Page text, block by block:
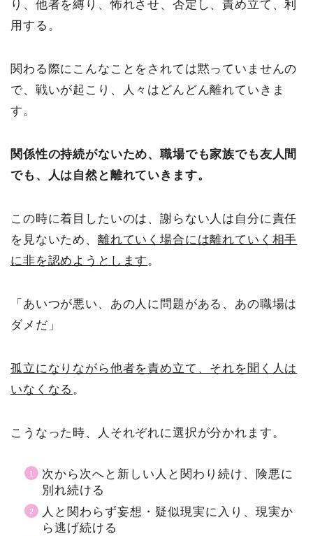
り、他者を縛り、怖れさせ、否定し、責め立て、利
用する。
関わる際にこんなことをされては黙っていませんの
で、戦いが起こり、人々はどんどん離れていきま
す。
関係性の持続がないため、職場でも家族でも友人間
でも、人は自然と離れていきます。
この時に着目したいのは、謝らない人は自分に責任
を見ないため、 離れていく場合には離れていく相手
に非を認めようとします。
「あいつが悪い、あの人に問題がある、あの職場は
ダメだ」
孤立になりながら他者を責め立て、それを聞く人は
いなくなる 。
こうなった時、人それぞれに選択が分かれます。
次から次へと新しい人と関わり続け、険悪に
別れ続ける
人と関わらず妄想・疑似現実に入り、現実か
ら逃げ続ける